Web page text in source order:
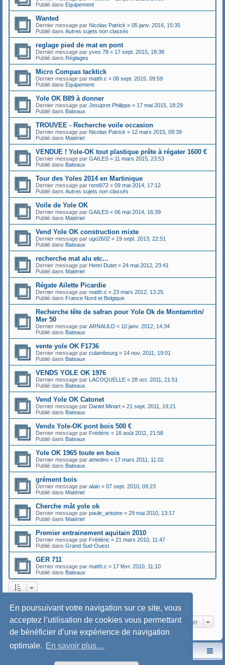
En poursuivant votre navigation sur ce site, vous
acceptez l’utilisation de cookies vous permettant
de bénéficier d’une expérience de navigation
optimale. En savoir plus…
Publié dans Equipement
Wanted
Dernier message par Nicolas Patrick « 05 janv. 2016, 15:35
Publié dans Autres sujets non classés
reglage pied de mat en pont
Dernier message par yves 78 « 17 sept. 2015, 18:38
Publié dans Réglages
Micro Compas tacktick
Dernier message par matth.c « 08 sept. 2015, 09:59
Publié dans Equipement
Yole OK B89 à donner
Dernier message par Jesupret Philippe « 17 mai 2015, 18:29
Publié dans Bateaux
TROUVEE - Recherche voile occasion
Dernier message par Nicolas Patrick « 12 mars 2015, 09:39
Publié dans Matériel
VENDUE ! Yole-OK tout plastique prête à régater 1600 €
Dernier message par GAILES « 11 mars 2015, 23:53
Publié dans Bateaux
Tour des Yoles 2014 en Martinique
Dernier message par remi972 « 09 mai 2014, 17:12
Publié dans Autres sujets non classés
Voile de Yole OK
Dernier message par GAILES « 06 mai 2014, 16:39
Publié dans Matériel
Vend Yole OK construction mixte
Dernier message par ugo2602 « 19 sept. 2013, 22:51
Publié dans Bateaux
recherche mat alu etc...
Dernier message par Henri Dutet « 24 mai 2012, 23:41
Publié dans Matériel
Régate Ailette Picardie
Dernier message par matth.c « 23 mars 2012, 13:25
Publié dans France Nord et Belgique
Recherche tête de safran pour Yole Ok de Montamrtin/
Mer 50
Dernier message par ARNAULD « 10 janv. 2012, 14:34
Publié dans Bateaux
vente yole OK F1736
Dernier message par culambourg « 14 nov. 2011, 19:01
Publié dans Bateaux
VENDS YOLE OK 1976
Dernier message par LACOQUELLE « 28 oct. 2011, 21:51
Publié dans Bateaux
Vend Yole OK Catonet
Dernier message par Daniel Minart « 21 sept. 2011, 19:21
Publié dans Bateaux
Vends Yole-OK pont bois 500 €
Dernier message par Frédéric « 18 août 2011, 21:58
Publié dans Bateaux
Yole OK 1965 toute en bois
Dernier message par amedeo « 17 mars 2011, 11:02
Publié dans Bateaux
grément bois
Dernier message par alain « 07 sept. 2010, 09:23
Publié dans Matériel
Cherche mât yole ok
Dernier message par paule_antoine « 29 mai 2010, 13:17
Publié dans Matériel
Premier entrainement aquitain 2010
Dernier message par Frédéric « 21 mars 2010, 11:47
Publié dans Grand Sud-Ouest
GER 711
Dernier message par matth.c « 17 févr. 2010, 11:10
Publié dans Bateaux
Aller
Le site de l'AspryOK Le forum de la Yole-OK